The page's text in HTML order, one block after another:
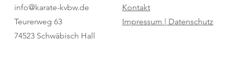
Pure Dominanz: Birtat MTV
Ludwigsburg zum zweiten Mal
Champion
für den SV
info@karate-kvbw.de
Teurerweg 63
74523 Schwäbisch Hall
Kontakt
Impressum | Datenschutz